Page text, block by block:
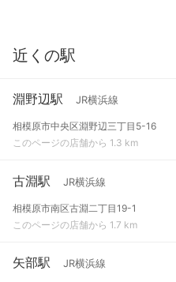
近くの駅
淵野辺駅 JR横浜線
相模原市中央区淵野辺三丁目5-16
このページの店舗から 1.3 km
古淵駅 JR横浜線
相模原市南区古淵二丁目19-1
このページの店舗から 1.7 km
矢部駅 JR横浜線